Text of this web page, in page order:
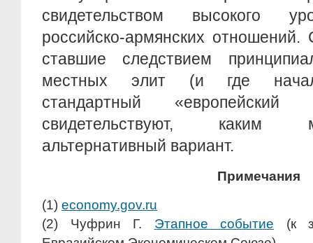
свидетельством высокого
российско-армянских
ставшие следствием
местных элит (и где начал
стандартный «европейский
свидетельствуют, каким
альтернативный вариант.
Примечания
(1) economy.gov.ru
(2) Чуфрин Г. Этапное событие (к